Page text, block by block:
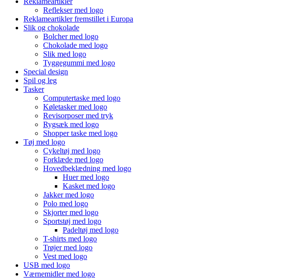
Reflekser med logo
Reklameartikler fremstillet i Europa
Slik og chokolade
Bolcher med logo
Chokolade med logo
Slik med logo
Tyggegummi med logo
Special design
Spil og leg
Tasker
Computertaske med logo
Køletasker med logo
Revisorposer med tryk
Rygsæk med logo
Shopper taske med logo
Tøj med logo
Cykeltøj med logo
Forklæde med logo
Hovedbeklædning med logo
Huer med logo
Kasket med logo
Jakker med logo
Polo med logo
Skjorter med logo
Sportstøj med logo
Padeltøj med logo
T-shirts med logo
Trøjer med logo
Vest med logo
USB med logo
Værnemidler med logo